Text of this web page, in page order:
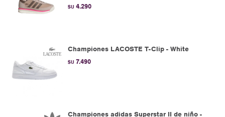
$U 4.290
Championes LACOSTE T-Clip - White
$U 7.490
Championes adidas Superstar II de niño -